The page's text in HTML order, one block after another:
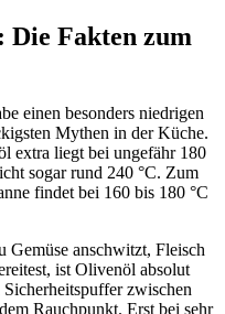
Die Fakten zum
einen besonders niedrigen
Mythen in der Küche.
extra liegt bei ungefähr 180
sogar rund 240 °C. Zum
findet bei 160 bis 180 °C
Gemüse anschwitzt, Fleisch
ist Olivenöl absolut
zwischen
Rauchpunkt. Erst bei sehr